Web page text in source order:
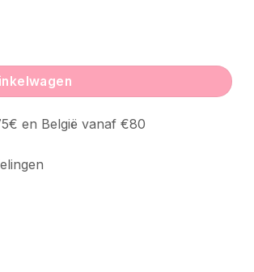
en België vanaf €80